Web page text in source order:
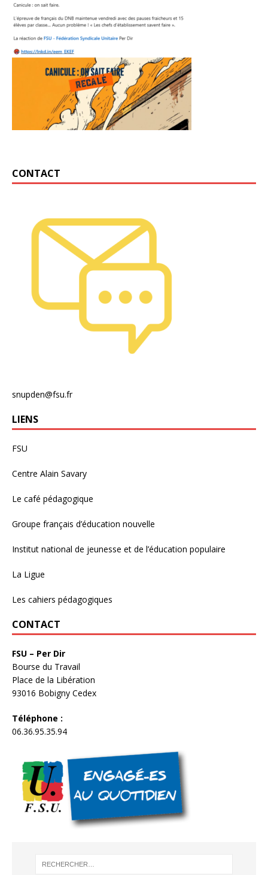
CONTACT
snupden@fsu.fr
LIENS
FSU
Centre Alain Savary
Le café pédagogique
Groupe français d’éducation nouvelle
Institut national de jeunesse et de l’éducation populaire
La Ligue
Les cahiers pédagogiques
CONTACT
FSU – Per Dir
Bourse du Travail
Place de la Libération
93016 Bobigny Cedex
Téléphone :
06.36.95.35.94